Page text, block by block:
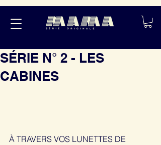
SÉRIE N° 2 - LES
CABINES
À TRAVERS VOS LUNETTES DE